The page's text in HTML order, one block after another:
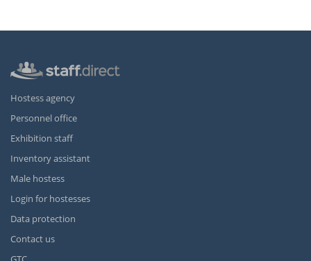
Hostess agency
Personnel office
Exhibition staff
Inventory assistant
Male hostess
Login for hostesses
Data protection
Contact us